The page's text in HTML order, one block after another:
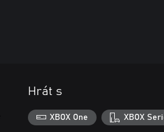
Hrát s
XBOX One XBOX